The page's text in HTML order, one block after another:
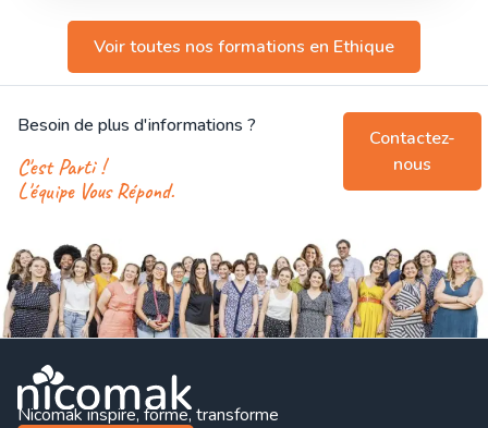
Voir toutes nos formations en Ethique
Besoin de plus d'informations ?
C'est Parti !
L'équipe Vous Répond.
Contactez-
nous
Nicomak inspire, forme, transforme